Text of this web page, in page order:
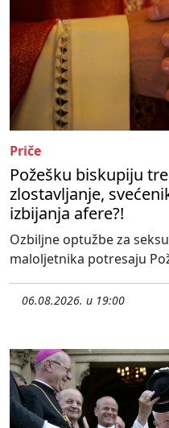
Priče
Požešku biskupiju
zlostavljanje,
izbijanja afere?!
Ozbiljne optužbe za
maloljetnika potresaju
06.08.2026. u 19:00